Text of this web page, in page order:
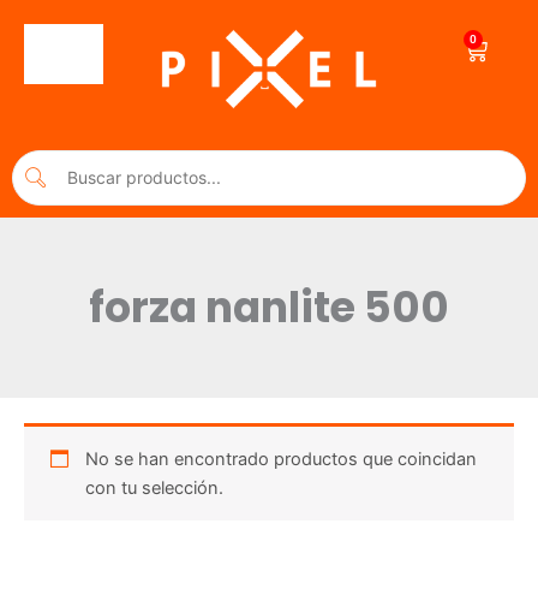
0
Cart
forza nanlite 500
No se han encontrado productos que coincidan
con tu selección.